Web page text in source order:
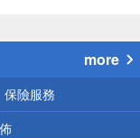
more
保險服務